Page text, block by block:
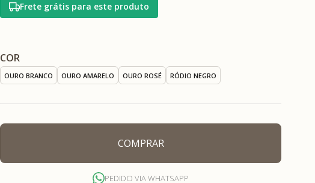
Frete grátis para este produto
COR
OURO BRANCO OURO AMARELO OURO ROSÉ RÓDIO NEGRO
COMPRAR
PEDIDO VIA WHATSAPP